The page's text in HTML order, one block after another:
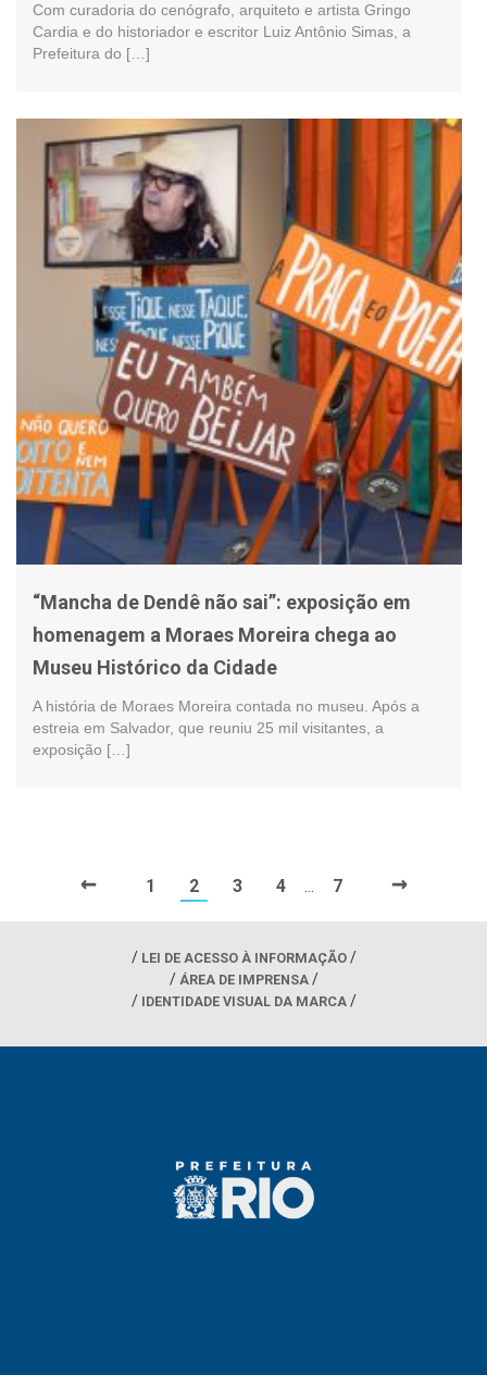
Com curadoria do cenógrafo, arquiteto e artista Gringo
Cardia e do historiador e escritor Luiz Antônio Simas, a
Prefeitura do […]
“Mancha de Dendê não sai”: exposição em
homenagem a Moraes Moreira chega ao
Museu Histórico da Cidade
A história de Moraes Moreira contada no museu. Após a
estreia em Salvador, que reuniu 25 mil visitantes, a
exposição […]
← 1 2 3 4 7 →
LEI DE ACESSO À INFORMAÇÃO
ÁREA DE IMPRENSA
IDENTIDADE VISUAL DA MARCA